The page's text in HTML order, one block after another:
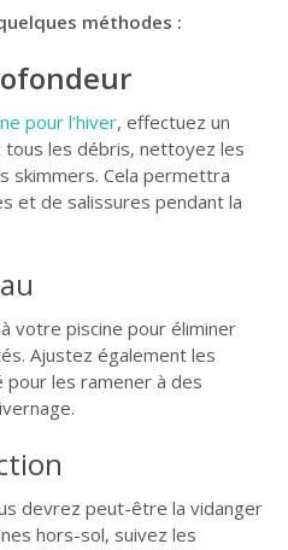
méthodes :
pour l’hiver, effectuez un
les débris, nettoyez les
skimmers. Cela permettra
et de salissures pendant la
votre piscine pour éliminer
Ajustez également les
pour les ramener à des
devrez peut-être la vidanger
hors-sol, suivez les